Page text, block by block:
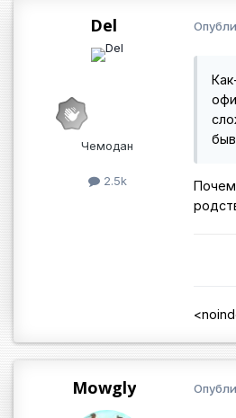
Del
Чемодан
2.5k
Mowgly